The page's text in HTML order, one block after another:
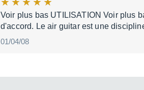
Voir plus bas UTILISATION Voir plus
d'accord. Le air guitar est une
01/04/08